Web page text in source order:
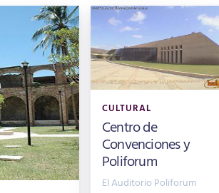
CULTURAL
Centro de
Convenciones y
Poliforum
El Auditorio Poliforum